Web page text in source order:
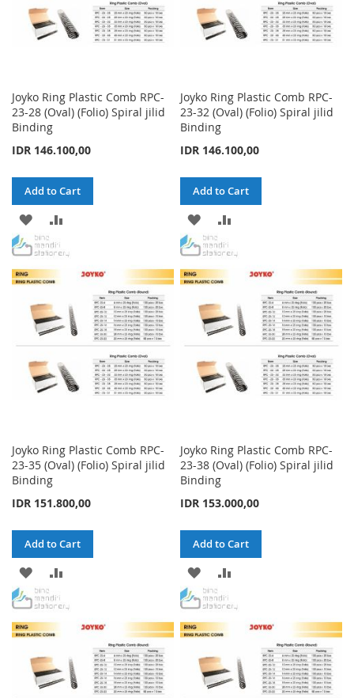
Joyko Ring Plastic Comb RPC-
23-28 (Oval) (Folio) Spiral jilid
Binding
IDR 146.100,00
Add to Cart
ADD
TO
WISH
LIST
COMPARE
Joyko Ring Plastic Comb RPC-
23-32 (Oval) (Folio) Spiral jilid
Binding
IDR 146.100,00
Add to Cart
ADD
TO
WISH
LIST
COMPARE
Joyko Ring Plastic Comb RPC-
23-35 (Oval) (Folio) Spiral jilid
Binding
IDR 151.800,00
Add to Cart
ADD
TO
WISH
LIST
COMPARE
Joyko Ring Plastic Comb RPC-
23-38 (Oval) (Folio) Spiral jilid
Binding
IDR 153.000,00
Add to Cart
ADD
TO
WISH
LIST
COMPARE